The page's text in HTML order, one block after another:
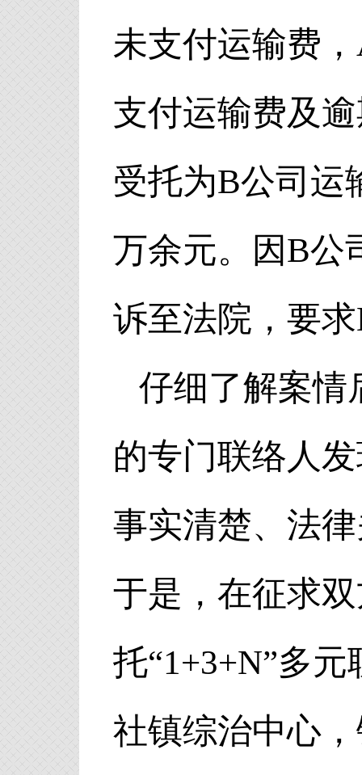
未支付运输费
支付运输费及
受托为B公司运
万余元。因B公
诉至法院，要
仔细了解案情
的专门联络人
事实清楚、法
于是，在征求
托“1+3+N”多
社镇综治中心